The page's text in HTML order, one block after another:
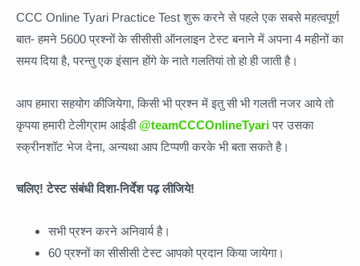
CCC Online Tyari Practice Test शुरू करने से पहले एक सबसे महत्वपूर्ण
बात- हमने 5600 प्रश्नों के सीसीसी ऑनलाइन टेस्ट बनाने में अपना 4 महीनों का
समय दिया है, परन्तु एक इंसान होंगे के नाते गलतियां तो हो ही जाती है।
आप हमारा सहयोग कीजियेगा, किसी भी प्रश्न में इतु सी भी गलती नजर आये तो
कृपया हमारी टेलीग्राम आईडी@teamCCCOnlineTyariपर उसका
स्क्रीनशॉट भेज देना, अन्यथा आप टिप्पणी करके भी बता सकते है।
चलिए! टेस्ट संबंधी दिशा-निर्देश पढ़ लीजिये!
सभी प्रश्न करने अनिवार्य है।
60 प्रश्नों का सीसीसी टेस्ट आपको प्रदान किया जायेगा।